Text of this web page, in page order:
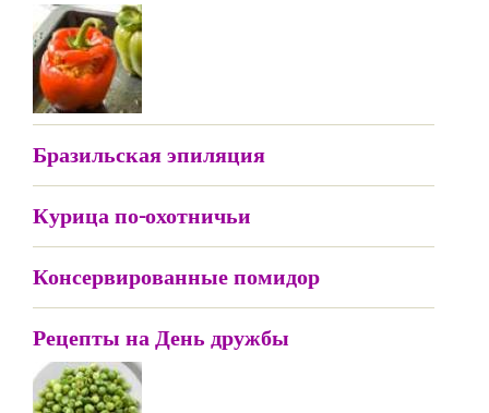
Бразильская эпиляция
Курица по-охотничьи
Консервированные помидор
Рецепты на День дружбы